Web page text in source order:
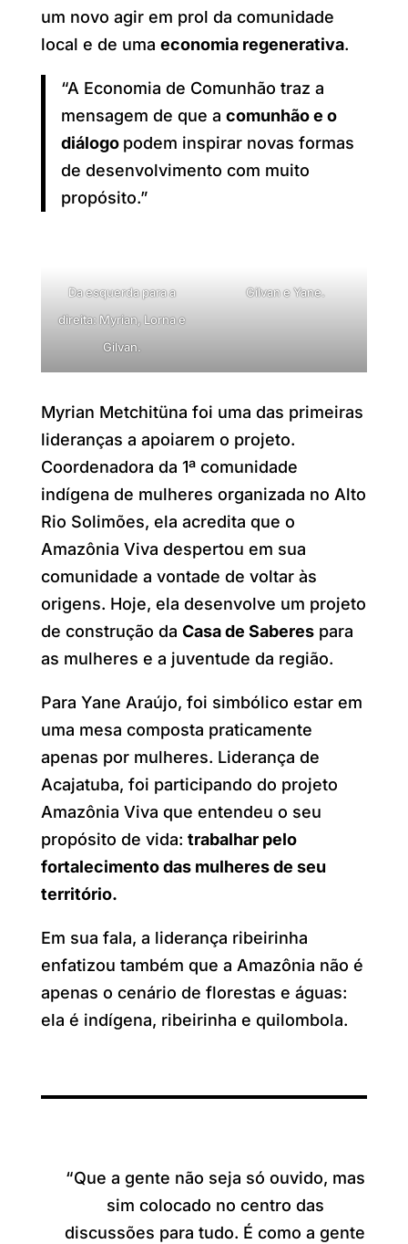
um novo agir em prol da comunidade
local e de uma economia regenerativa.
“A Economia de Comunhão traz a
mensagem de que acomunhão e o
diálogo podem inspirar novas formas
de desenvolvimento com muito
propósito.”
Da esquerda para a
direita: Myrian, Lorna e
Gilvan.
Gilvan e Yane.
Myrian Metchitüna foi uma das primeiras
lideranças a apoiarem o projeto.
Coordenadora da 1ª comunidade
indígena de mulheres organizada no Alto
Rio Solimões, ela acredita que o
Amazônia Viva despertou em sua
comunidade a vontade de voltar às
origens. Hoje, ela desenvolve um projeto
de construção da Casa de Saberespara
as mulheres e a juventude da região.
Para Yane Araújo, foi simbólico estar em
uma mesa composta praticamente
apenas por mulheres. Liderança de
Acajatuba, foi participando do projeto
Amazônia Viva que entendeu o seu
propósito de vida: trabalhar pelo
fortalecimento das mulheres de seu
território.
Em sua fala, a liderança ribeirinha
enfatizou também que a Amazônia não é
apenas o cenário de florestas e águas:
ela é indígena, ribeirinha e quilombola.
“Que a gente não seja só ouvido, mas
sim colocado no centro das
discussões para tudo. É como a gente